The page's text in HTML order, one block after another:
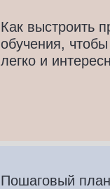
Как выстроить
обучения,
легко и
Пошаговый